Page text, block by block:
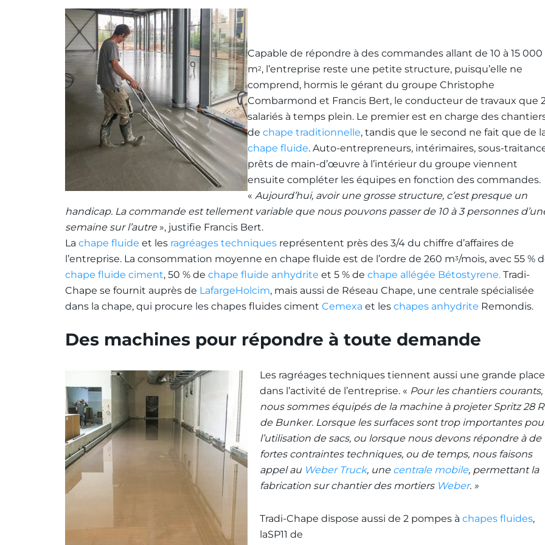
Capable de répondre à des commandes allant de 10 à 15 000
m2, l’entreprise reste une petite structure, puisqu’elle ne
comprend, hormis le gérant du groupe Christophe
Combarmond et Francis Bert, le conducteur de travaux que
salariés à temps plein. Le premier est en charge des
de chape traditionnelle, tandis que le second ne fait que de
chape fluide. Auto-entrepreneurs, intérimaires, sous-
prêts de main-d’œuvre à l’intérieur du groupe viennent
ensuite compléter les équipes en fonction des commandes.
« Aujourd’hui, avoir une grosse structure, c’est presque un
handicap. La commande est tellement variable que nous pouvons passer de 10 à 3 personnes
semaine sur l’autre », justifie Francis Bert.
La chape fluide et les ragréages techniques représentent près des 3/4 du chiffre d’affaires de
l’entreprise. La consommation moyenne en chape fluide est de l’ordre de 260 m3/mois, avec 55 %
chape fluide ciment, 50 % de chape fluide anhydrite et 5 % de chape allégée Bétostyrene. Tradi-
Chape se fournit auprès de LafargeHolcim, mais aussi de Réseau Chape, une centrale spécialisée
dans la chape, qui procure les chapes fluides ciment Cemexa et les chapes anhydrite Remondis.
Des machines pour répondre à toute demande
Les ragréages techniques tiennent aussi une grande place
dans l’activité de l’entreprise. « Pour les chantiers courants,
nous sommes équipés de la machine à projeter Spritz 28 R
de Bunker. Lorsque les surfaces sont trop importantes
l’utilisation de sacs, ou lorsque nous devons répondre à de
fortes contraintes techniques, ou de temps, nous faisons
appel au Weber Truck, unecentrale mobile, permettant la
fabrication sur chantier des mortiers Weber. »
Tradi-Chape dispose aussi de 2 pompes à chapes fluides,
laSP11 de